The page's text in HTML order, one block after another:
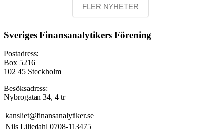
FLER NYHETER
Sveriges Finansanalytikers Förening
Postadress:
Box 5216
102 45 Stockholm
Besöksadress:
Nybrogatan 34, 4 tr
kansliet@finansanalytiker.se
Nils Liliedahl 0708-113475